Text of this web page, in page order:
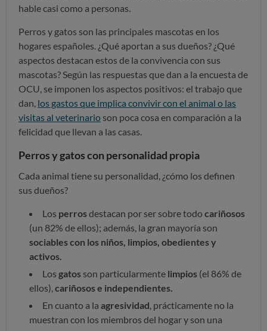
hable casi como a personas.
Perros y gatos son las principales mascotas en los
hogares españoles. ¿Qué aportan a sus dueños? ¿Qué
aspectos destacan estos de la convivencia con sus
mascotas? Según las respuestas que dan a la encuesta de
OCU, se imponen los aspectos positivos: el trabajo que
dan, los gastos que implica convivir con el animal o las
visitas al veterinario son poca cosa en comparación a la
felicidad que llevan a las casas.
Perros y gatos con personalidad propia
Cada animal tiene su personalidad, ¿cómo los definen
sus dueños?
Los perrosdestacan por ser sobre todo cariñosos
(un 82% de ellos); además, la gran mayoría son
sociables con los niños, limpios, obedientes y
activos.
Los gatos son particularmente limpios (el 86% de
ellos), cariñosos e independientes.
En cuanto a la agresividad , prácticamente no la
muestran con los miembros del hogar y son una